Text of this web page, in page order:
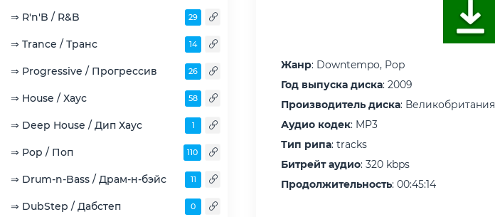
⇒ R'n'B / R&B 29
⇒ Trance / Транс 14
⇒ Progressive / Прогрессив 26
⇒ House / Хаус 58
⇒ Deep House / Дип Хаус 1
⇒ Pop / Поп 110
⇒ Drum-n-Bass / Драм-н-бэйс 11
⇒ DubStep / Дабстеп 0
Жанр: Downtempo, Pop
Год выпуска диска: 2009
Производитель диска: Великобритания
Аудио кодек: MP3
Тип рипа: tracks
Битрейт аудио: 320 kbps
Продолжительность: 00:45:14